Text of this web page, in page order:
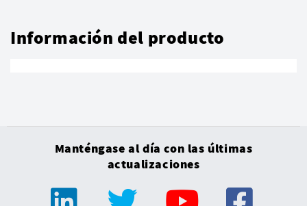
Información del producto
Manténgase al día con las últimas
actualizaciones